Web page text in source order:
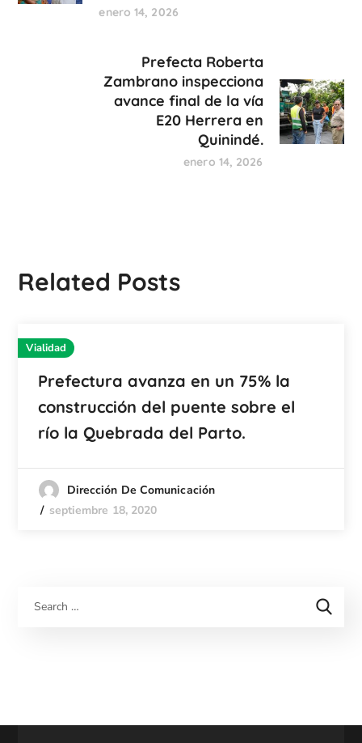
enero 14, 2026
Prefecta Roberta
Zambrano inspecciona
avance final de la vía
E20 Herrera en
Quinindé.
enero 14, 2026
Related Posts
Vialidad
Prefectura avanza en un 75% la
construcción del puente sobre el
río la Quebrada del Parto.
Dirección De Comunicación
septiembre 18, 2020